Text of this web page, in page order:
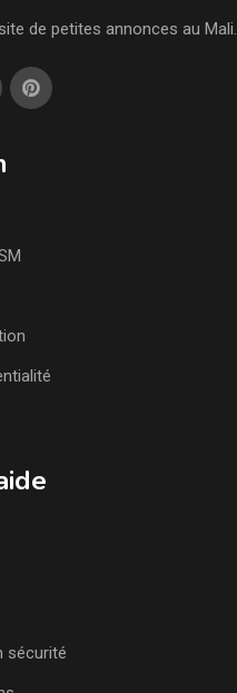
de petites annonces au Mali.
sécurité